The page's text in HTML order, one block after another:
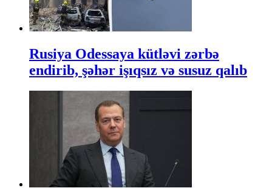
Rusiya Odessaya kütləvi zərbə
endirib, şəhər işıqsız və susuz qalıb